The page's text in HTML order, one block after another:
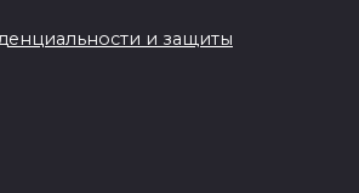
и защиты